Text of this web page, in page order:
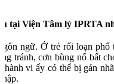
tại Viện Tâm lý IPRTA
ngữ. Ở trẻ rối loạn
tránh, cơn bùng nổ bất
vi ấy có thể bị gán